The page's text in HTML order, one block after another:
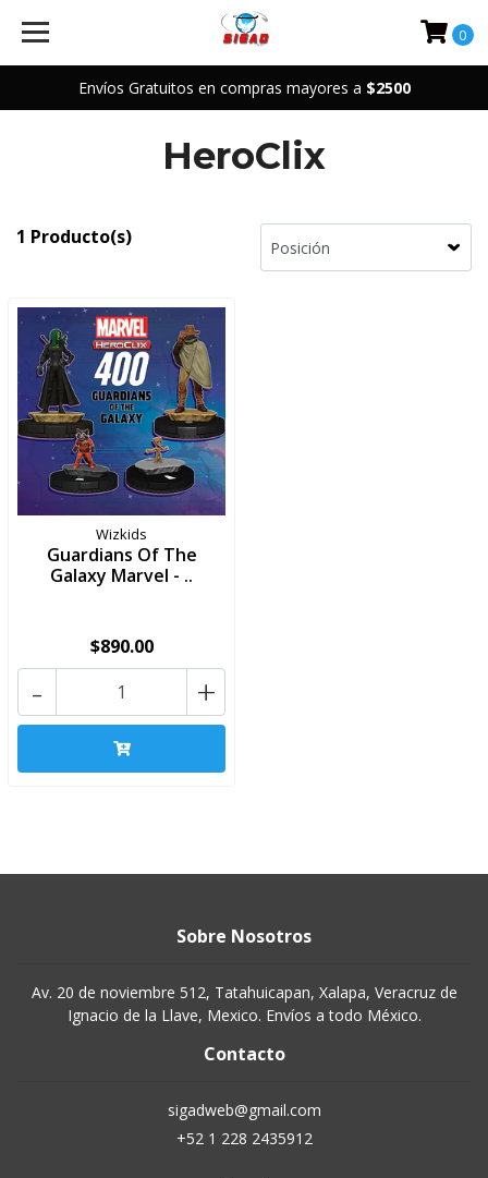
Envíos Gratuitos en compras mayores a $2500
0
HeroClix
1 Producto(s)
Wizkids
Guardians Of The
Galaxy Marvel - ..
$890.00
+
-
Sobre Nosotros
Av. 20 de noviembre 512, Tatahuicapan, Xalapa, Veracruz de
Ignacio de la Llave, Mexico. Envíos a todo México.
Contacto
sigadweb@gmail.com
+52 1 228 2435912